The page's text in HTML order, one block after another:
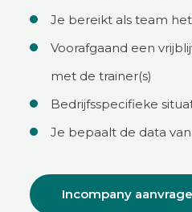
Je bereikt als team
Voorafgaand een
met de trainer(s)
Bedrijfsspecifieke
Je bepaalt de data
Incompany